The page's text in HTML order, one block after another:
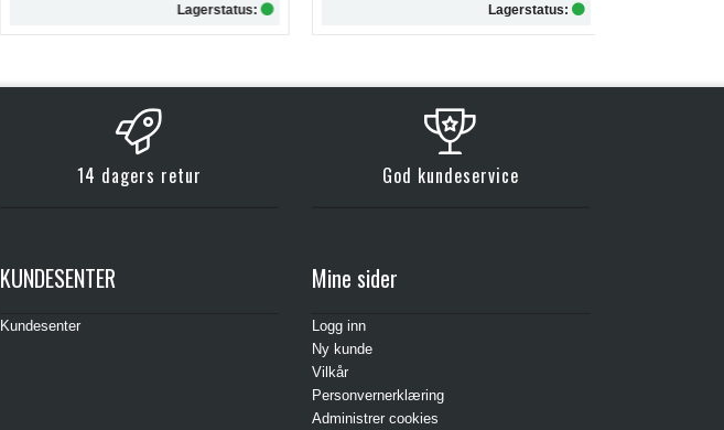
Lagerstatus: Lagerstatus:
14 dagers retur God kundeservice
KUNDESENTER
Kundesenter
Mine sider
Logg inn
Ny kunde
Vilkår
Personvernerklæring
Administrer cookies